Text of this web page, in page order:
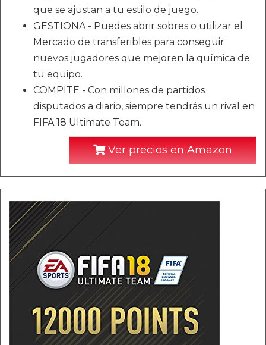
que se ajustan a tu estilo de juego.
GESTIONA - Puedes abrir sobres o utilizar el
Mercado de transferibles para conseguir
nuevos jugadores que mejoren la química de
tu equipo.
COMPITE - Con millones de partidos
disputados a diario, siempre tendrás un rival en
FIFA 18 Ultimate Team.
Ver precios en Amazon